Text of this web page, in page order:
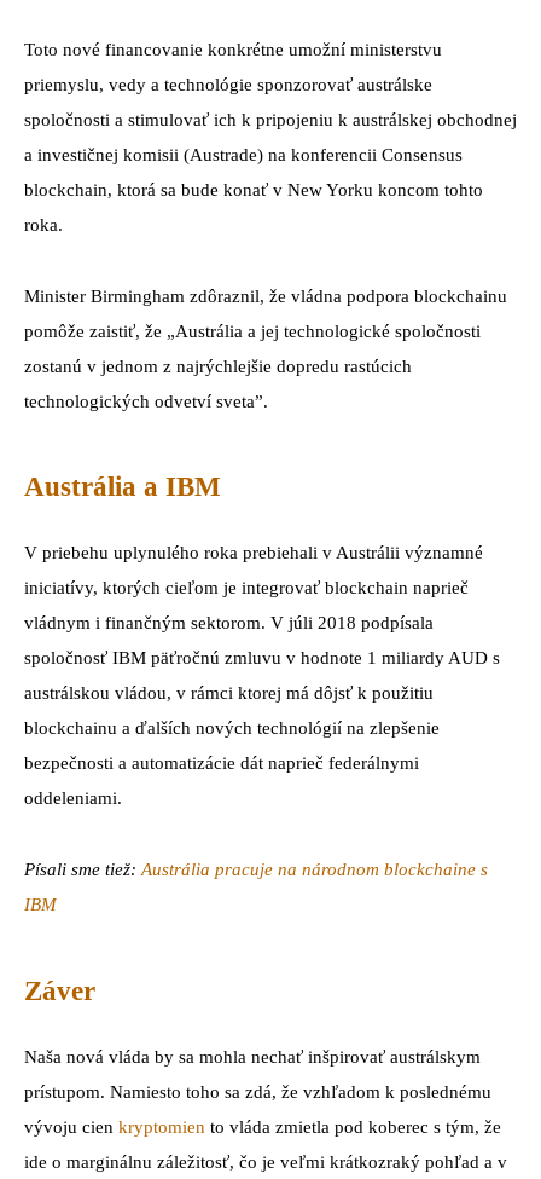
Toto nové financovanie konkrétne umožní ministerstvu
priemyslu, vedy a technológie sponzorovať austrálske
spoločnosti a stimulovať ich k pripojeniu k austrálskej obchodnej
a investičnej komisii (Austrade) na konferencii Consensus
blockchain, ktorá sa bude konať v New Yorku koncom tohto
roka.
Minister Birmingham zdôraznil, že vládna podpora blockchainu
pomôže zaistiť, že „Austrália a jej technologické spoločnosti
zostanú v jednom z najrýchlejšie dopredu rastúcich
technologických odvetví sveta”.
Austrália a IBM
V priebehu uplynulého roka prebiehali v Austrálii významné
iniciatívy, ktorých cieľom je integrovať blockchain naprieč
vládnym i finančným sektorom. V júli 2018 podpísala
spoločnosť IBM päťročnú zmluvu v hodnote 1 miliardy AUD s
austrálskou vládou, v rámci ktorej má dôjsť k použitiu
blockchainu a ďalších nových technológií na zlepšenie
bezpečnosti a automatizácie dát naprieč federálnymi
oddeleniami.
Písali sme tiež:Austrália pracuje na národnom blockchaine s
IBM
Záver
Naša nová vláda by sa mohla nechať inšpirovať austrálskym
prístupom. Namiesto toho sa zdá, že vzhľadom k poslednému
vývoju cien kryptomien to vláda zmietla pod koberec s tým, že
ide o marginálnu záležitosť, čo je veľmi krátkozraký pohľad a v